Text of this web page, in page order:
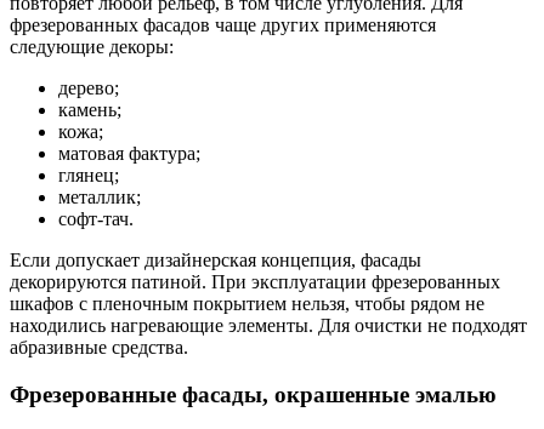
фрезерованных фасадов чаще других применяются
следующие декоры:
дерево;
камень;
кожа;
матовая фактура;
глянец;
металлик;
софт-тач.
Если допускает дизайнерская концепция, фасады
декорируются патиной. При эксплуатации фрезерованных
шкафов с пленочным покрытием нельзя, чтобы рядом не
находились нагревающие элементы. Для очистки не подходят
абразивные средства.
Фрезерованные фасады, окрашенные эмалью